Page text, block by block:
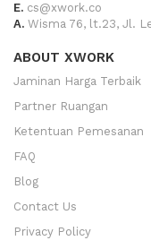
E. cs@xwork.co
A. Wisma 76, lt.23, Jl.
ABOUT XWORK
Jaminan Harga Terbaik
Partner Ruangan
Ketentuan Pemesanan
FAQ
Blog
Contact Us
Privacy Policy